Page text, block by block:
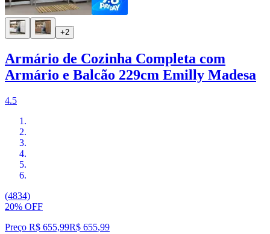
+2
Armário de Cozinha Completa com
Armário e Balcão 229cm Emilly Madesa
4.5
(4834)
20% OFF
Preço R$ 655,99R$ 655,99